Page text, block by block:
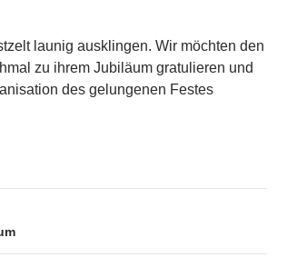
launig ausklingen. Wir möchten den
zu ihrem Jubiläum gratulieren und
des gelungenen Festes